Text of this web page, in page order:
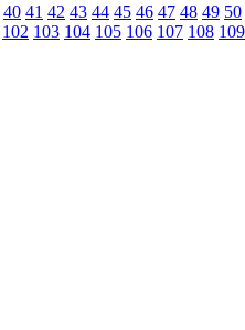
40 41 42 43 44 45 46 47 48 49 50
102 103 104 105 106 107 108 109